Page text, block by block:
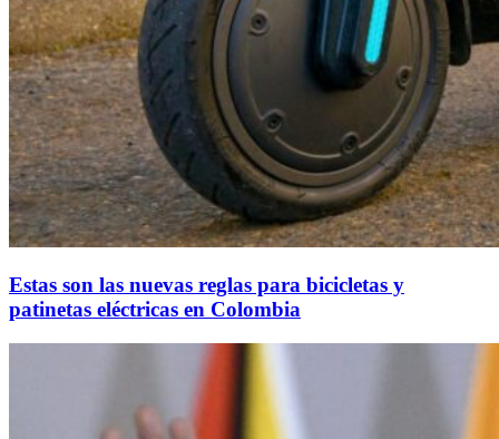
Estas son las nuevas reglas para bicicletas y
patinetas eléctricas en Colombia